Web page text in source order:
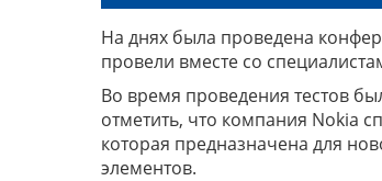
На днях была проведена
провели вместе со
Во время проведения тестов
отметить, что компания Nokia
которая предназначена для
элементов.